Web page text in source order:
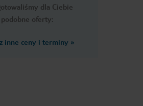
dla Ciebie
podobne oferty:
inne ceny i terminy »